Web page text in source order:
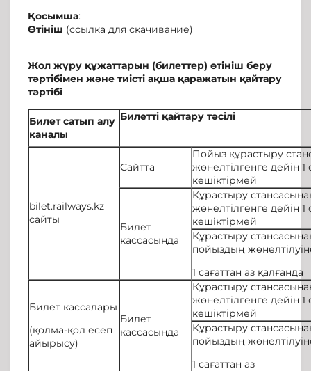
Қосымша:
Өтініш (ссылка для скачивание)
Жол жүру құжаттарын (билеттер)өтініш беру
тәртібіменжәне тиісті ақша қаражатын қайтару
тәртібі
Билет сатып алу
каналы
Билетті қайтарутәсілі
bilet.railways.kz
сайты
Сайтта
Пойыз құрастыру
жөнелтілгенге дейін 1
кешіктірмей
Билет
кассасында
Құрастыру
жөнелтілгенге дейін 1
кешіктірмей
Құрастыру
пойыздың
1 сағаттан аз қалғанда
Билет кассалары
(қолма-қол есеп
айырысу)
Билет
кассасында
Құрастыру
жөнелтілгенге дейін 1
кешіктірмей
Құрастыру
пойыздың
1 сағаттан аз